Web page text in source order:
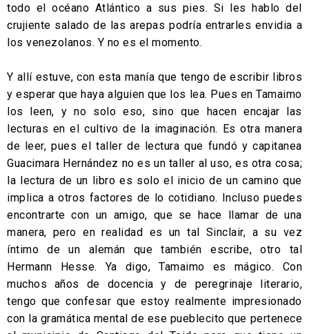
todo el océano Atlántico a sus pies. Si les hablo del
crujiente salado de las arepas podría entrarles envidia a
los venezolanos. Y no es el momento.
Y allí estuve, con esta manía que tengo de escribir libros
y esperar que haya alguien que los lea. Pues en Tamaimo
los leen, y no solo eso, sino que hacen encajar las
lecturas en el cultivo de la imaginación. Es otra manera
de leer, pues el taller de lectura que fundó y capitanea
Guacimara Hernández no es un taller al uso, es otra cosa;
la lectura de un libro es solo el inicio de un camino que
implica a otros factores de lo cotidiano. Incluso puedes
encontrarte con un amigo, que se hace llamar de una
manera, pero en realidad es un tal Sinclair, a su vez
íntimo de un alemán que también escribe, otro tal
Hermann Hesse. Ya digo, Tamaimo es mágico. Con
muchos años de docencia y de peregrinaje literario,
tengo que confesar que estoy realmente impresionado
con la gramática mental de ese pueblecito que pertenece